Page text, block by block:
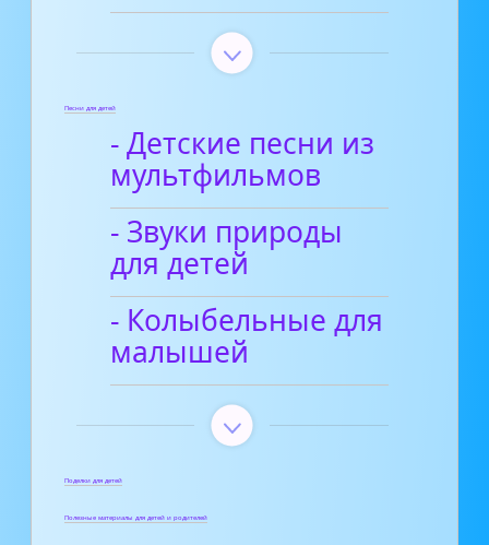
Песни для детей
- Детские песни из
мультфильмов
- Звуки природы
для детей
- Колыбельные для
малышей
Поделки для детей
Полезные материалы для детей и родителей